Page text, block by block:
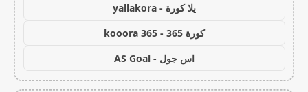
يلا كورة - yallakora
كورة 365 - kooora 365
اس جول - AS Goal